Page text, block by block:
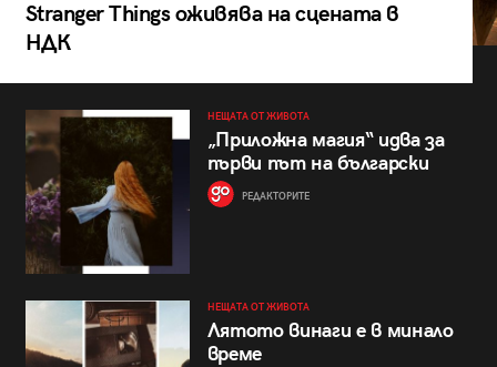
Stranger Things оживява на сцената в
НДК
НЕЩАТА ОТ ЖИВОТА
„Приложна магия“ идва за
първи път на български
РЕДАКТОРИТЕ
НЕЩАТА ОТ ЖИВОТА
Лятото винаги е в минало
време